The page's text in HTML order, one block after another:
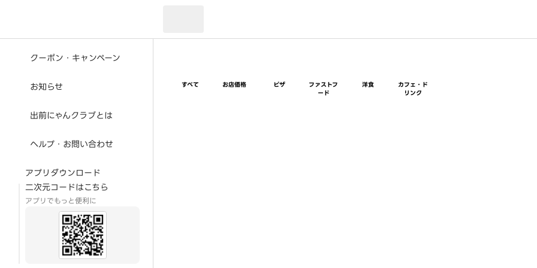
クーポン・キャンペーン
お知らせ
出前にゃんクラブとは
ヘルプ・お問い合わせ
アプリダウンロード
二次元コードはこちら
アプリでもっと便利に
すべて お店価格 ピザ
ファストフ
ード
洋食
カフェ・ド
リンク